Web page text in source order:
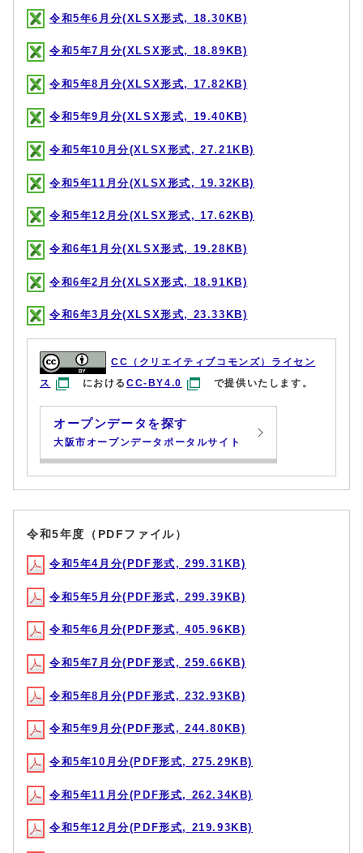
令和5年6月分(XLSX形式, 18.30KB)
令和5年7月分(XLSX形式, 18.89KB)
令和5年8月分(XLSX形式, 17.82KB)
令和5年9月分(XLSX形式, 19.40KB)
令和5年10月分(XLSX形式, 27.21KB)
令和5年11月分(XLSX形式, 19.32KB)
令和5年12月分(XLSX形式, 17.62KB)
令和6年1月分(XLSX形式, 19.28KB)
令和6年2月分(XLSX形式, 18.91KB)
令和6年3月分(XLSX形式, 23.33KB)
CC（クリエイティブコモンズ）ライセン
ス
におけるCC-BY4.0 で提供いたします。
オープンデータを探す
大阪市オープンデータポータルサイト
令和5年度（PDFファイル）
令和5年4月分(PDF形式, 299.31KB)
令和5年5月分(PDF形式, 299.39KB)
令和5年6月分(PDF形式, 405.96KB)
令和5年7月分(PDF形式, 259.66KB)
令和5年8月分(PDF形式, 232.93KB)
令和5年9月分(PDF形式, 244.80KB)
令和5年10月分(PDF形式, 275.29KB)
令和5年11月分(PDF形式, 262.34KB)
令和5年12月分(PDF形式, 219.93KB)